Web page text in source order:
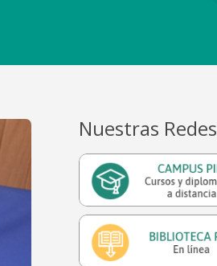
Nuestras Redes